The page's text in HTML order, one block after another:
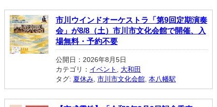
市川ウインドオーケストラ「第9回定期演奏
会」が8/8（土）市川市文化会館で開催、入
場無料・予約不要
公開日：2026年8月5日
カテゴリ： イベント
大和田
タグ: 夏休み, 市川市文化会館, 本八幡駅